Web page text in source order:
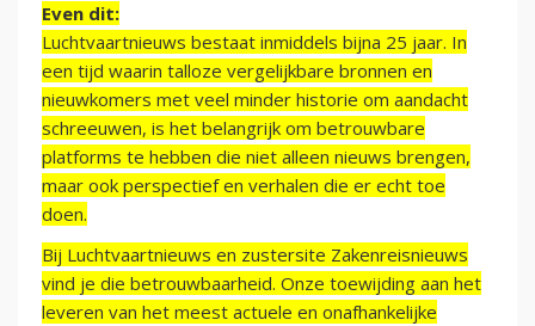
Even dit:
Luchtvaartnieuws bestaat inmiddels bijna 25 jaar. In
een tijd waarin talloze vergelijkbare bronnen en
nieuwkomers met veel minder historie om aandacht
schreeuwen, is het belangrijk om betrouwbare
platforms te hebben die niet alleen nieuws brengen,
maar ook perspectief en verhalen die er echt toe
doen.
Bij Luchtvaartnieuws en zustersite Zakenreisnieuws
vind je die betrouwbaarheid. Onze toewijding aan het
leveren van het meest actuele en onafhankelijke